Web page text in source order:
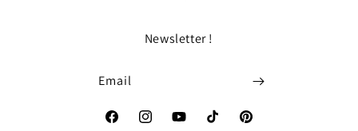
Newsletter !
Email
FacebookInstagramYouTubeTikTok Pinterest